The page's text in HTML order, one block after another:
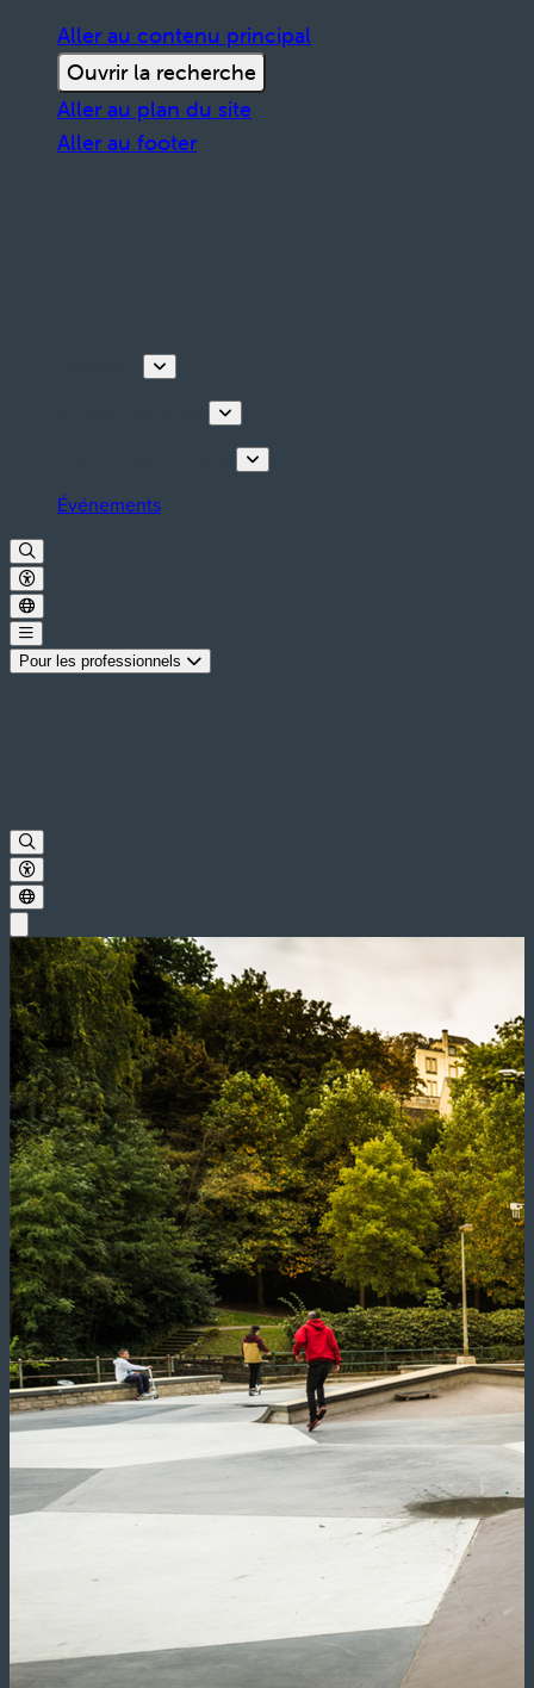
Aller au contenu principal
Ouvrir la recherche
Aller au plan du site
Aller au footer
Événements
Pour les professionnels